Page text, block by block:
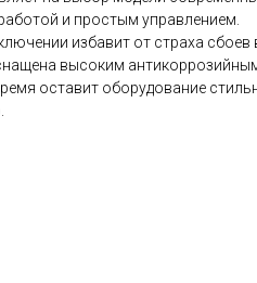
и простым управлением.
избавит от страха сбоев
высоким
оставит оборудование